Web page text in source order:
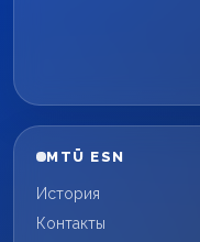
MTÜ ESN
История
Контакты